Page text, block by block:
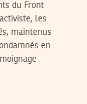
du Front
les
maintenus
en